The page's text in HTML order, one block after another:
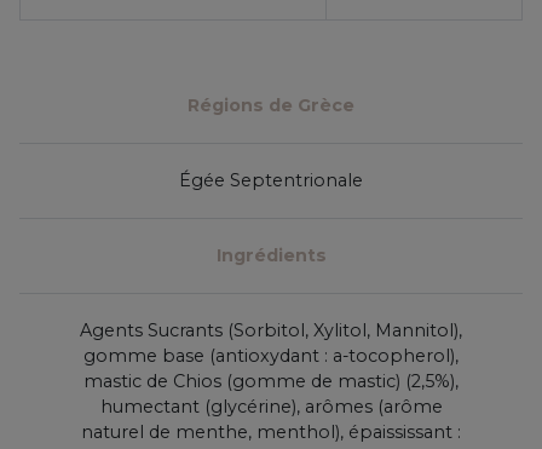
Régions de Grèce
Égée Septentrionale
Ingrédients
Agents Sucrants (Sorbitol, Xylitol, Mannitol),
gomme base (antioxydant : a-tocopherol),
mastic de Chios (gomme de mastic) (2,5%),
humectant (glycérine), arômes (arôme
naturel de menthe, menthol), épaississant :